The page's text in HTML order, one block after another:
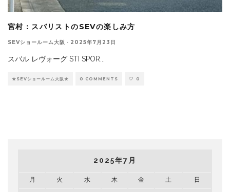
宮村：スバリストのSEVの楽しみ方
SEVショールーム大阪 · 2025年7月23日
スバル レヴォーグ STI SPOR...
★SEVショールーム大阪★ 0 COMMENTS 0
2025年7月
月 火 水 木 金 土 日